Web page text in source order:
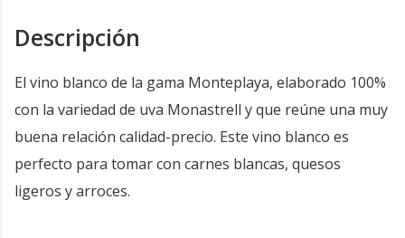
Descripción
El vino blanco de la gama Monteplaya, elaborado 100%
con la variedad de uva Monastrell y que reúne una muy
buena relación calidad-precio. Este vino blanco es
perfecto para tomar con carnes blancas, quesos
ligeros y arroces.